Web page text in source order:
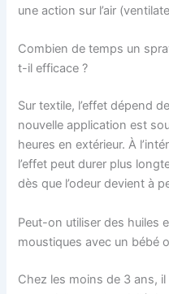
une action sur l’air
Combien de temps un
t-il efficace ?
Sur textile, l’effet dépend
nouvelle application est
heures en extérieur. À
l’effet peut durer plus
dès que l’odeur devient à
Peut-on utiliser des huiles
moustiques avec un bébé
Chez les moins de 3 ans, il